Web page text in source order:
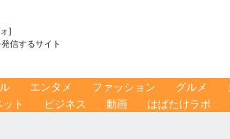
]
信するサイト
エンタメ ファッション グルメ
ット ビジネス 動画 はばたけラボ